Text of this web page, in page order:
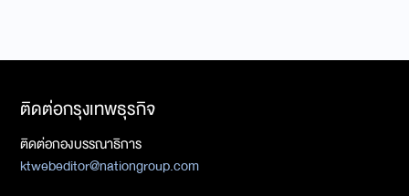
ติดต่อกรุงเทพธุรกิจ
ติดต่อกองบรรณาธิการ
ktwebeditor@nationgroup.com